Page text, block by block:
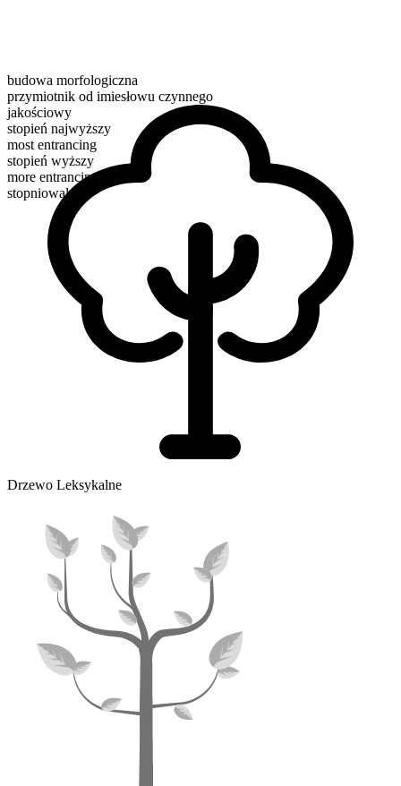
budowa morfologiczna
przymiotnik od imiesłowu czynnego
jakościowy
stopień najwyższy
most entrancing
stopień wyższy
more entrancing
stopniowalne
Drzewo Leksykalne